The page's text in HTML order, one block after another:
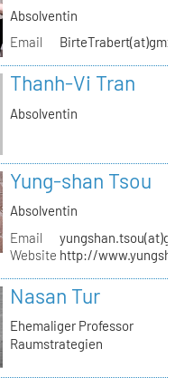
Absolventin
Email
Thanh-Vi Tran
Absolventin
Yung-shan Tsou
Absolventin
Email
Website http://
Nasan Tur
Ehemaliger Professor
Raumstrategien